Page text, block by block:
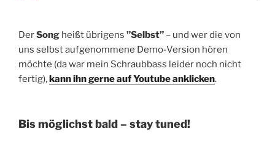
DerSong heißt übrigens ”Selbst” – und wer die von
uns selbst aufgenommene Demo-Version hören
möchte (da war mein Schraubbass leider noch nicht
fertig),kann ihn gerne auf Youtube anklicken.
Bis möglichst bald – stay tuned!